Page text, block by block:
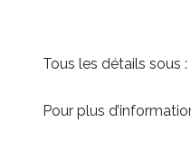
Tous les détails sous :
Pour plus